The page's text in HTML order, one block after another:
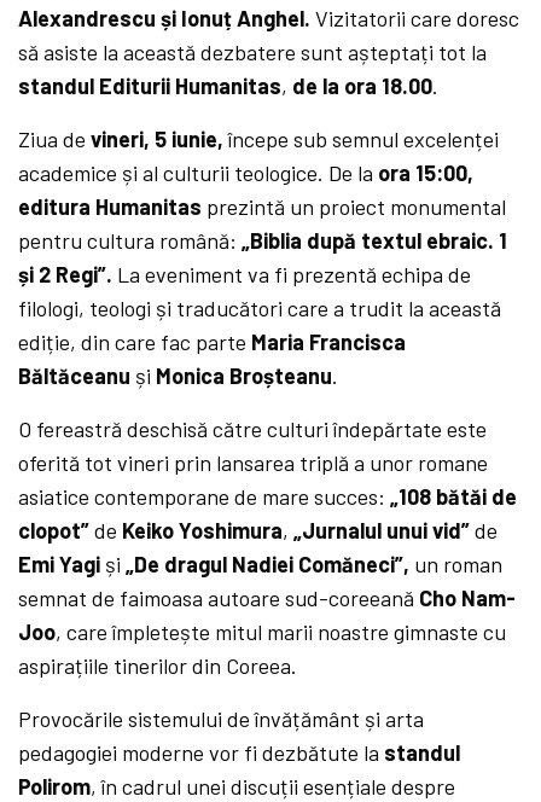
Alexandrescu și Ionuț Anghel.Vizitatorii care doresc
să asiste la această dezbatere sunt așteptați tot la
standul Editurii Humanitas, de la ora 18.00.
Ziua devineri, 5 iunie,începe sub semnul excelenței
academice și al culturii teologice. De la ora 15:00,
editura Humanitas prezintă un proiect monumental
pentru cultura română:„Biblia după textul ebraic. 1
și 2 Regi”. La eveniment va fi prezentă echipa de
filologi, teologi și traducători care a trudit la această
ediție, din care fac parte Maria Francisca
Băltăceanu și Monica Broșteanu.
O fereastră deschisă către culturi îndepărtate este
oferită tot vineri prin lansarea triplă a unor romane
asiatice contemporane de mare succes:„108 bătăi de
clopot”de Keiko Yoshimura,„Jurnalul unui vid”de
Emi Yagi și„De dragul Nadiei Comăneci”, un roman
semnat de faimoasa autoare sud-coreeană Cho Nam-
Joo, care împletește mitul marii noastre gimnaste cu
aspirațiile tinerilor din Coreea.
Provocările sistemului de învățământ și arta
pedagogiei moderne vor fi dezbătute la standul
Polirom, în cadrul unei discuții esențiale despre